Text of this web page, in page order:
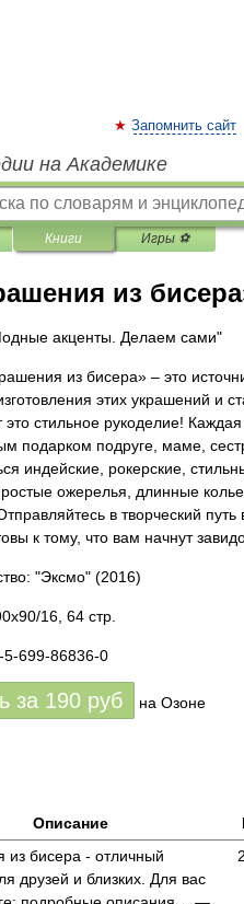
Запомнить сайт
на Академике
Книги Игры ⚽
из
акценты. Делаем сами"
из бисера» – это
этих украшений и
это стильное рукоделие!
подарком подруге, маме,
индейские, рокерские,
ожерелья, длинные
в творческий
к тому, что вам начнут
"Эксмо" (2016)
16, 64 стр.
5-699-86836-0
за 190 руб на Озоне
Описание
из бисера - отличный
друзей и близких. Для вас